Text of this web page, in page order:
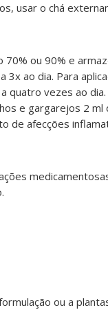
usar o chá
ou 90% e
ao dia. Para
quatro vezes ao
e gargarejos 2 ml
de afecções
ou a